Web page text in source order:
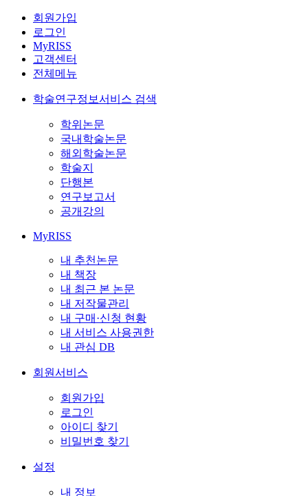
회원가입
로그인
MyRISS
고객센터
전체메뉴
학술연구정보서비스 검색
학위논문
국내학술논문
해외학술논문
학술지
단행본
연구보고서
공개강의
MyRISS
내 추천논문
내 책장
내 최근 본 논문
내 저작물관리
내 구매·신청 현황
내 서비스 사용권한
내 관심 DB
회원서비스
회원가입
로그인
아이디 찾기
비밀번호 찾기
설정
내 정보